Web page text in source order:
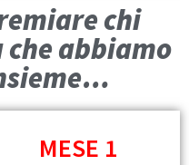
chi
abbiamo
MESE 1